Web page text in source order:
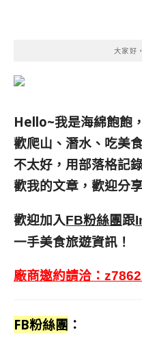
大家好
Hello~我是海綿飽飽
歡爬山、潛水、吃美
不太好，用部落格記
歡我的文章，歡迎分
歡迎加入FB粉絲團跟
一手美食旅遊資訊！
廠商邀約請洽：
FB粉絲團 ：